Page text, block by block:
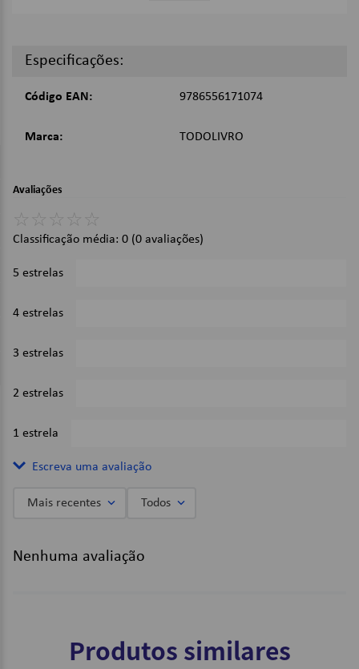
12,80 x 21,50cm;
Especificações:
Código EAN: 9786556171074
Marca: TODOLIVRO
Avaliações
☆ ☆ ☆ ☆ ☆
Classificação média: 0 (0 avaliações)
5 estrelas
4 estrelas
3 estrelas
2 estrelas
1 estrela
Escreva uma avaliação
Título
★★★★
Mais recentes Todos
Nenhuma avaliação
Produtos similares